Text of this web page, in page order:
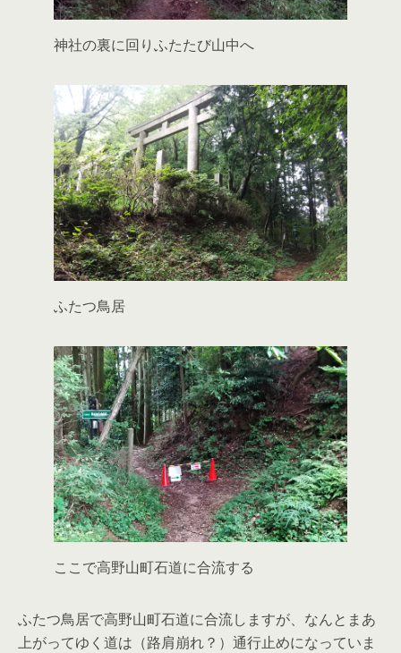
神社の裏に回りふたたび山中へ
ふたつ鳥居
ここで高野山町石道に合流する
ふたつ鳥居で高野山町石道に合流しますが、なんとまあ
上がってゆく道は（路肩崩れ？）通行止めになっていま